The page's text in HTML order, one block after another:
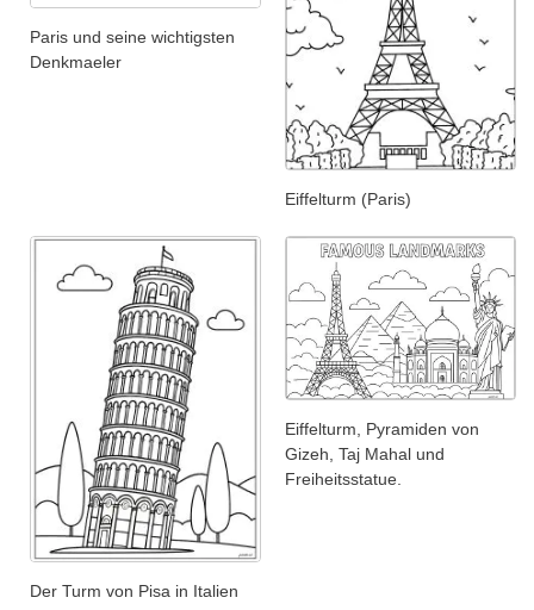
Paris und seine wichtigsten
Denkmaeler
Eiffelturm (Paris)
Der Turm von Pisa in Italien
Eiffelturm, Pyramiden von
Gizeh, Taj Mahal und
Freiheitsstatue.